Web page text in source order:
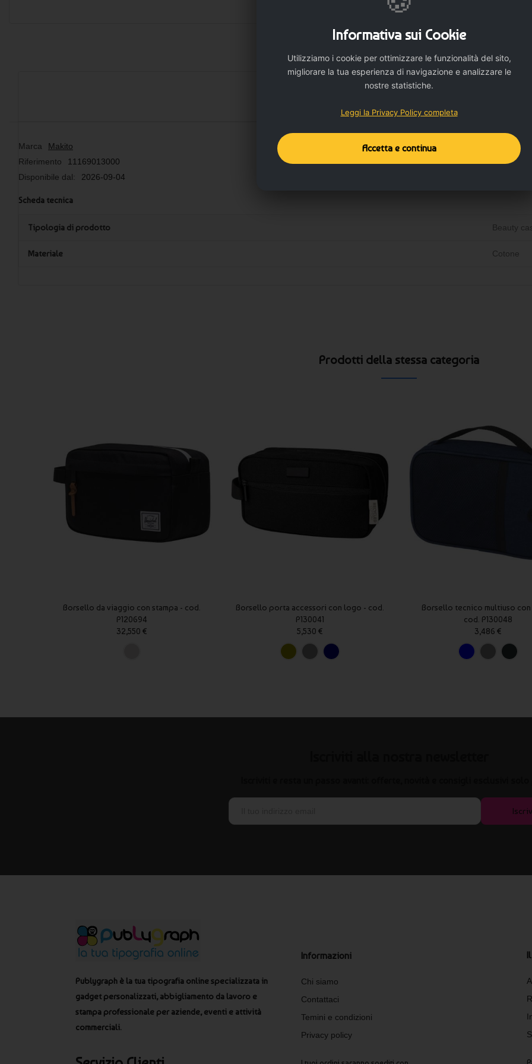
Dettagli del prodotto Dettagli aggiuntivi
Marca
Makito
Riferimento
11169013000
Disponibile dal:
2026-09-04
Scheda tecnica
Tipologia di prodotto Beauty
Materiale Cotone
Prodotti della stessa categoria
Borsello da viaggio con stampa - cod.
P120694
32,550 €
Borsello porta accessori con logo - cod.
P130041
5,530 €
Borsello tecnico multiuso
cod. P130048
3,486 €
Publygraph è la tua tipografia online specializzata in
gadget personalizzati, abbigliamento da lavoro e
stampa professionale per aziende, eventi e attività
commerciali.
Informazioni
Chi siamo
Contattaci
Temini e condizioni
Privacy policy
Informativa sui Cookie
Utilizziamo i cookie per ottimizzare le funzionalità del sito,
migliorare la tua esperienza di navigazione e analizzare le
nostre statistiche.
Leggi la Privacy Policy completa
Accetta e continua